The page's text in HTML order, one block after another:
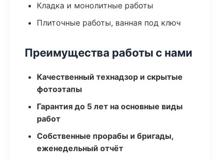
Кладка и монолитные работы
Плиточные работы, ванная под ключ
Преимущества работы с нами
Качественный технадзор и скрытые
фотоэтапы
Гарантия до 5 лет на основные виды
работ
Собственные прорабы и бригады,
еженедельный отчёт